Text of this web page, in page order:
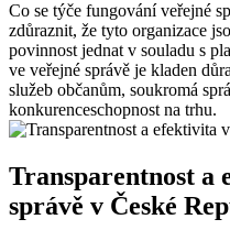
Co se týče fungování veřejné
zdůraznit, že tyto organizace
povinnost jednat v souladu s
ve veřejné správě je kladen
služeb občanům, soukromá
konkurenceschopnost na trhu.
Transparentnost a
správě v České